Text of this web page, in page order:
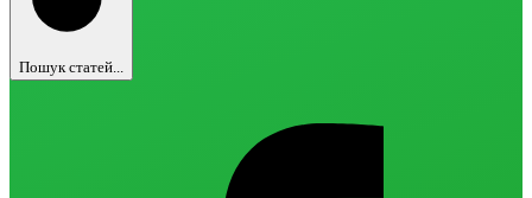
Пошук статей...